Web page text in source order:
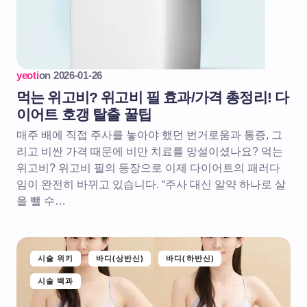
yeotion 2026-01-26
먹는 위고비? 위고비 필 효과/가격 총정리! 다
이어트 호갱 탈출 꿀팁
매주 배에 직접 주사를 놓아야 했던 번거로움과 통증, 그
리고 비싼 가격 때문에 비만 치료를 망설이셨나요? 먹는
위고비? 위고비 필의 등장으로 이제 다이어트의 패러다
임이 완전히 바뀌고 있습니다. “주사 대신 알약 하나로 살
을 뺄 수…
시술 위키 바디(상반신) 바디(하반신)
시술 백과